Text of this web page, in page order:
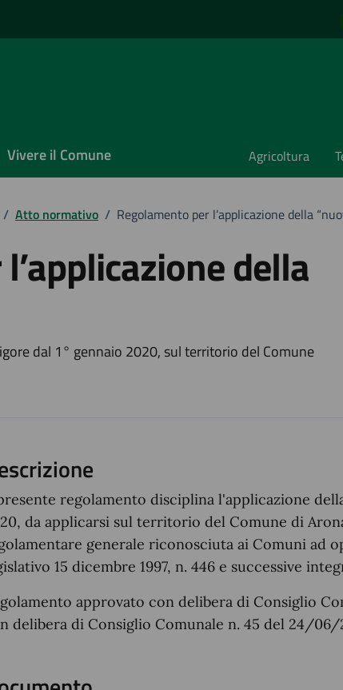
Vivere il Comune Agricoltura
/ Atto normativo / Regolamento per l’applicazione della
della
dal 1° gennaio 2020, sul territorio del Comune
regolamento disciplina l'applicazione
da applicarsi sul territorio del Comune di
generale riconosciuta ai Comuni ad
15 dicembre 1997, n. 446 e successive
approvato con delibera di Consiglio
delibera di Consiglio Comunale n. 45 del 24/06/